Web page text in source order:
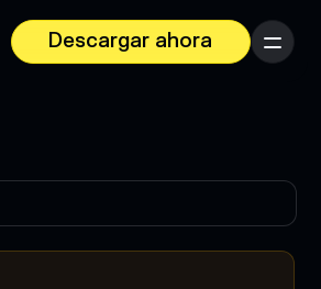
Descargar ahora
Menú